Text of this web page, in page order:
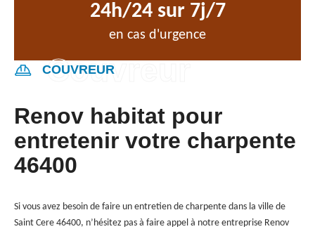
24h/24 sur 7j/7
en cas d'urgence
COUVREUR
Renov habitat pour
entretenir votre charpente
46400
Si vous avez besoin de faire un entretien de charpente dans la ville de
Saint Cere 46400, n’hésitez pas à faire appel à notre entreprise Renov